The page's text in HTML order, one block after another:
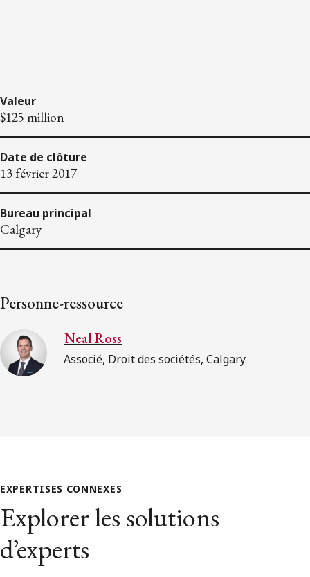
Valeur
$125 million
Date de clôture
13 février 2017
Bureau principal
Calgary
Personne-ressource
Neal Ross
Associé, Droit des sociétés, Calgary
EXPERTISES CONNEXES
Explorer les solutions
d’experts